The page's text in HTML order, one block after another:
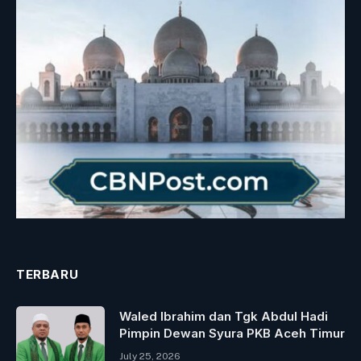
TERBARU
Waled Ibrahim dan Tgk Abdul Hadi
Pimpin Dewan Syura PKB Aceh Timur
July 25, 2026